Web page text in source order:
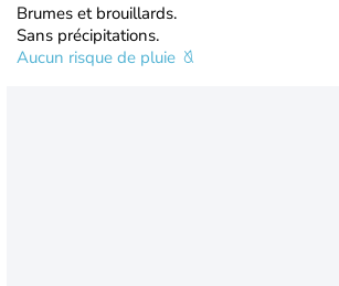
Brumes et brouillards.
Sans précipitations.
Aucun risque de pluie